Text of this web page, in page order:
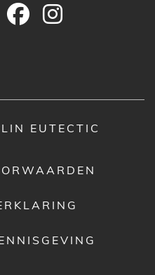
EUTECTIC